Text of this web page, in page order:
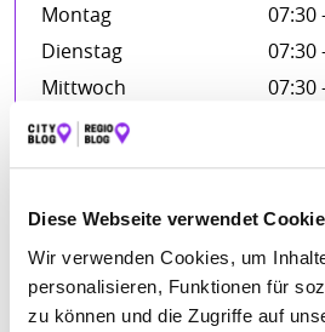
Diese Webseite verwendet
Wir verwenden Cookies, um
personalisieren, Funktionen für
zu können und die Zugriffe auf
Montag
07:30
Dienstag
07:30
Mittwoch
07:30
Donnerstag
BEWERTUNGEN